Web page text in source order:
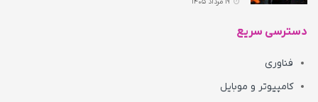
دسترسی سریع
فناوری
کامپیوتر و موبایل